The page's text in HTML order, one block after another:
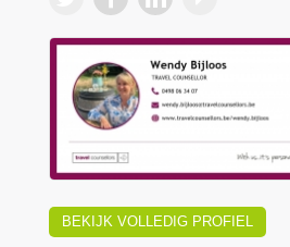
BEKIJK VOLLEDIG PROFIEL